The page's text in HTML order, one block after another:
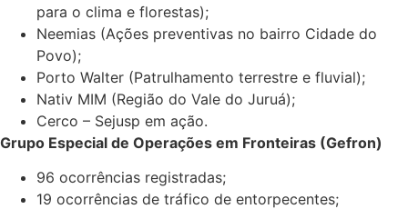
para o clima e florestas);
Neemias (Ações preventivas no bairro Cidade do
Povo);
Porto Walter (Patrulhamento terrestre e fluvial);
Nativ MIM (Região do Vale do Juruá);
Cerco – Sejusp em ação.
Grupo Especial de Operações em Fronteiras (Gefron)
96 ocorrências registradas;
19 ocorrências de tráfico de entorpecentes;